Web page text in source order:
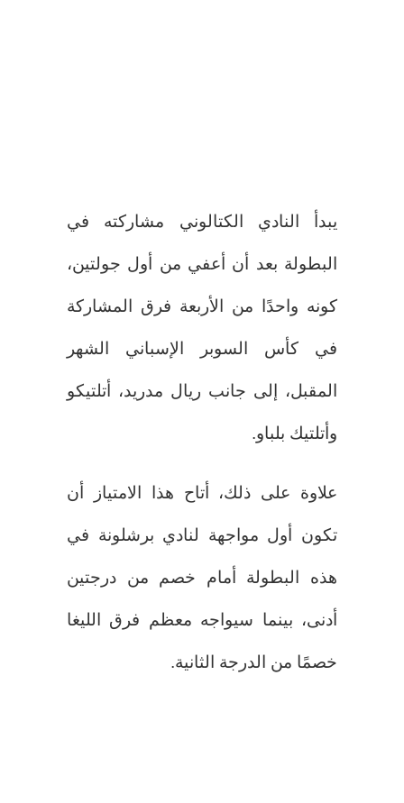
يبدأ النادي الكتالوني مشاركته في
البطولة بعد أن أعفي من أول جولتين،
كونه واحدًا من الأربعة فرق المشاركة
في كأس السوبر الإسباني الشهر
المقبل، إلى جانب ريال مدريد، أتلتيكو
وأتلتيك بلباو.
علاوة على ذلك، أتاح هذا الامتياز أن
تكون أول مواجهة لنادي برشلونة في
هذه البطولة أمام خصم من درجتين
أدنى، بينما سيواجه معظم فرق الليغا
خصمًا من الدرجة الثانية.